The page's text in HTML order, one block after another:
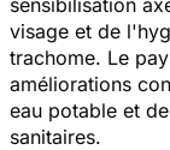
visage et de
trachome. Le
améliorations
eau potable et
sanitaires.